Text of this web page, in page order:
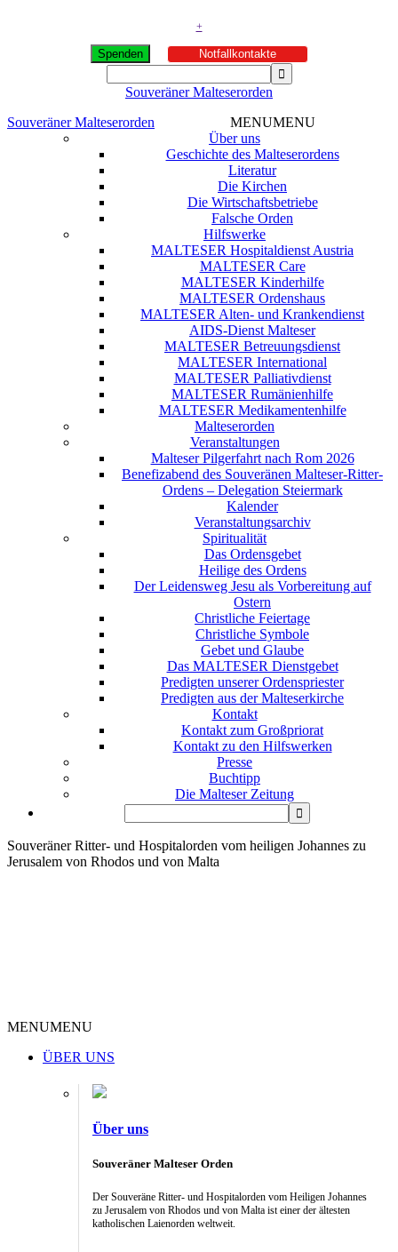
+
Spenden Notfallkontakte
Souveräner Malteserorden
Souveräner Malteserorden
MENUMENU
Über uns
Geschichte des Malteserordens
Literatur
Die Kirchen
Die Wirtschaftsbetriebe
Falsche Orden
Hilfswerke
MALTESER Hospitaldienst Austria
MALTESER Care
MALTESER Kinderhilfe
MALTESER Ordenshaus
MALTESER Alten- und Krankendienst
AIDS-Dienst Malteser
MALTESER Betreuungsdienst
MALTESER International
MALTESER Palliativdienst
MALTESER Rumänienhilfe
MALTESER Medikamentenhilfe
Malteserorden
Veranstaltungen
Malteser Pilgerfahrt nach Rom 2026
Benefizabend des Souveränen Malteser-Ritter-
Ordens – Delegation Steiermark
Kalender
Veranstaltungsarchiv
Spiritualität
Das Ordensgebet
Heilige des Ordens
Der Leidensweg Jesu als Vorbereitung auf
Ostern
Christliche Feiertage
Christliche Symbole
Gebet und Glaube
Das MALTESER Dienstgebet
Predigten unserer Ordenspriester
Predigten aus der Malteserkirche
Kontakt
Kontakt zum Großpriorat
Kontakt zu den Hilfswerken
Presse
Buchtipp
Die Malteser Zeitung
Souveräner Ritter- und Hospitalorden vom heiligen Johannes zu
Jerusalem von Rhodos und von Malta
MENUMENU
ÜBER UNS
Über uns
Souveräner Malteser Orden
Der Souveräne Ritter- und Hospitalorden vom Heiligen Johannes
zu Jerusalem von Rhodos und von Malta ist einer der ältesten
katholischen Laienorden weltweit.